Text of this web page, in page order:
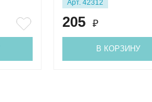
Арт. 42312
205 ₽
В КОРЗИНУ